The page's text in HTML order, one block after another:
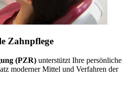
Zahnpflege
(PZR) unterstützt Ihre persönliche
moderner Mittel und Verfahren der